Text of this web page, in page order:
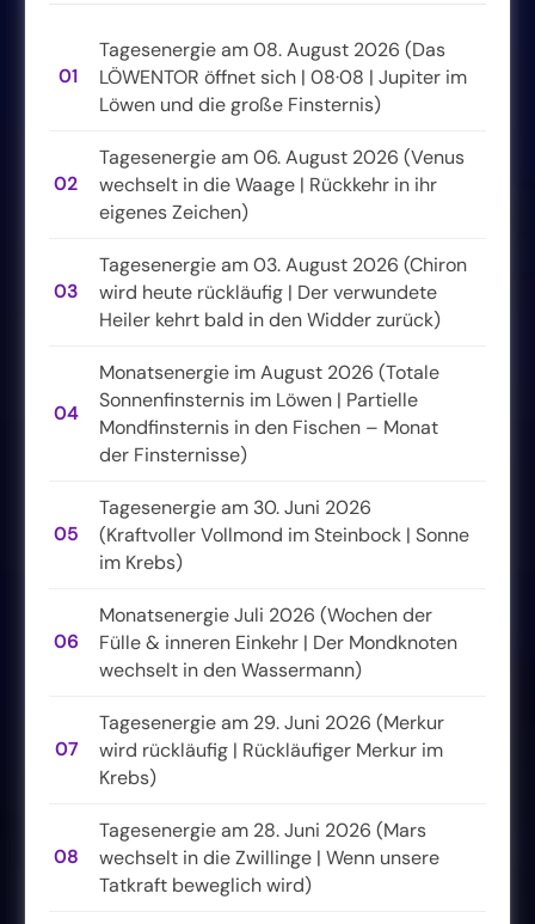
01
Tagesenergie am 08. August 2026 (Das
LÖWENTOR öffnet sich | 08·08 | Jupiter im
Löwen und die große Finsternis)
02
Tagesenergie am 06. August 2026 (Venus
wechselt in die Waage | Rückkehr in ihr
eigenes Zeichen)
03
Tagesenergie am 03. August 2026 (Chiron
wird heute rückläufig | Der verwundete
Heiler kehrt bald in den Widder zurück)
04
Monatsenergie im August 2026 (Totale
Sonnenfinsternis im Löwen | Partielle
Mondfinsternis in den Fischen – Monat
der Finsternisse)
05
Tagesenergie am 30. Juni 2026
(Kraftvoller Vollmond im Steinbock | Sonne
im Krebs)
06
Monatsenergie Juli 2026 (Wochen der
Fülle & inneren Einkehr | Der Mondknoten
wechselt in den Wassermann)
07
Tagesenergie am 29. Juni 2026 (Merkur
wird rückläufig | Rückläufiger Merkur im
Krebs)
08
Tagesenergie am 28. Juni 2026 (Mars
wechselt in die Zwillinge | Wenn unsere
Tatkraft beweglich wird)